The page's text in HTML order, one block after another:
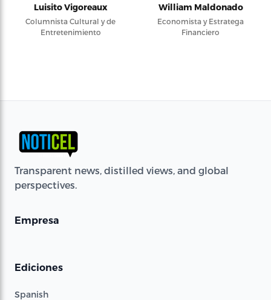
Luisito Vigoreaux
Columnista Cultural y de
Entretenimiento
William Maldonado
Economista y Estratega
Financiero
Transparent news, distilled views, and global
perspectives.
Empresa
Ediciones
Spanish